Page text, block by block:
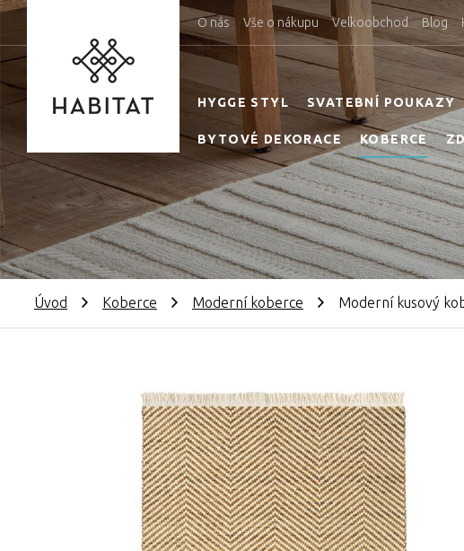
O nás Vše o nákupu Velkoobchod Blog
HYGGE STYL SVATEBNÍ POUKAZY
BYTOVÉ DEKORACE KOBERCE
Úvod Koberce Moderní koberce Moderní kusový